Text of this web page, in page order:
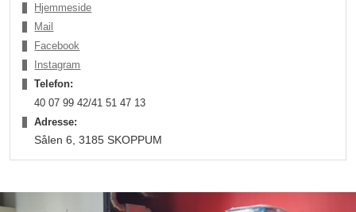
Marthe er en sprudlende og kreativ interiørdesigner som alltid
går inn i et nytt prosjekt med et stort engasjement og en
oppriktig entusiasme for faget. Premani utmerkes av Lars
det tekniske, noe som skaper et realistisk og troverdig
sluttresultat.
Hjemmeside
Mail
Facebook
Instagram
Telefon:
40 07 99 42/41 51 47 13
Adresse:
Sålen 6, 3185 SKOPPUM